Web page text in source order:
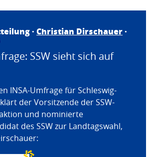
· Christian Dirschauer·
SSW sieht sich auf
INSA-Umfrage für Schleswig-
der Vorsitzende der SSW-
und nominierte
des SSW zur Landtagswahl,